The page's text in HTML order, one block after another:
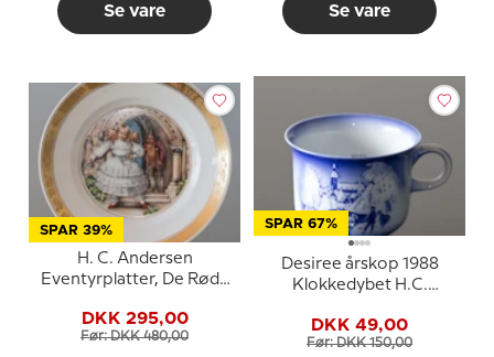
Se vare Se vare
SPAR 39%
H. C. Andersen
Eventyrplatter, De Røde
DKK 295,00
Før: DKK 480,00
SPAR 67%
Desiree årskop 1988
Klokkedybet H.C.
DKK 49,00
Før: DKK 150,00